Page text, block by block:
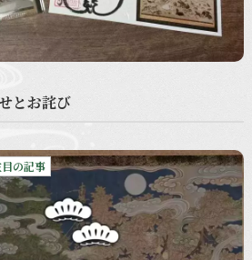
とお詫び
の記事